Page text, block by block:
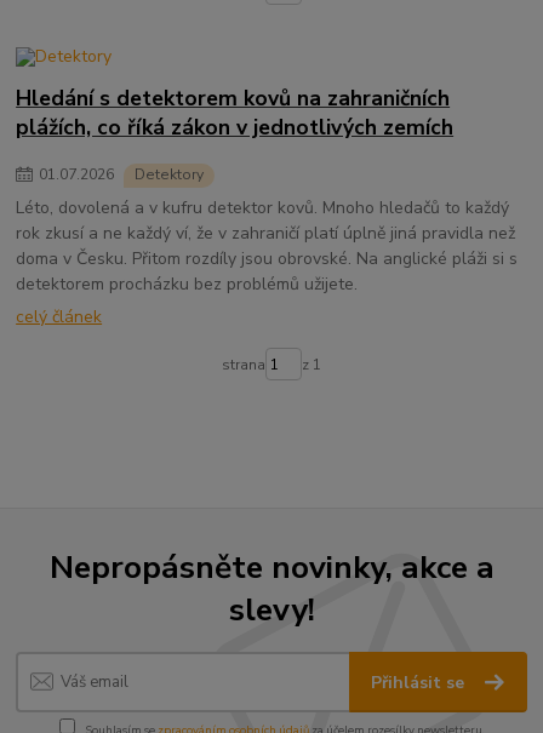
Hledání s detektorem kovů na zahraničních
plážích, co říká zákon v jednotlivých zemích
01.07.2026 Detektory
Léto, dovolená a v kufru detektor kovů. Mnoho hledačů to každý
rok zkusí a ne každý ví, že v zahraničí platí úplně jiná pravidla než
doma v Česku. Přitom rozdíly jsou obrovské. Na anglické pláži si s
detektorem procházku bez problémů užijete.
celý článek
strana z 1
Nepropásněte novinky, akce a
slevy!
Přihlásit se
Souhlasím se zpracováním osobních údajůza účelem rozesílky newsletteru.